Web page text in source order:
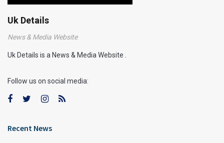
Uk Details
News & Media Website
Uk Details is a News & Media Website .
Follow us on social media:
Recent News